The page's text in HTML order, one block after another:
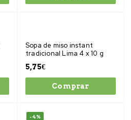
Sopa de miso instant
tradicional Lima 4 x 10 g
5,75€
Comprar
-4%